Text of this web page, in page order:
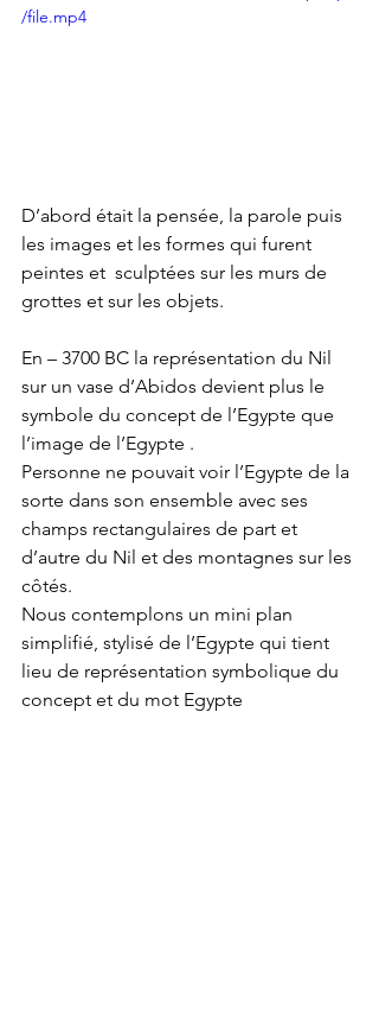
/file.mp4
D’abord était la pensée, la parole puis
les images et les formes qui furent
peintes et  sculptées sur les murs de
grottes et sur les objets.
En – 3700 BC la représentation du Nil
sur un vase d’Abidos devient plus le
symbole du concept de l’Egypte que
l’image de l’Egypte .
Personne ne pouvait voir l’Egypte de la
sorte dans son ensemble avec ses
champs rectangulaires de part et
d’autre du Nil et des montagnes sur les
côtés.
Nous contemplons un mini plan
simplifié, stylisé de l’Egypte qui tient
lieu de représentation symbolique du
concept et du mot Egypte